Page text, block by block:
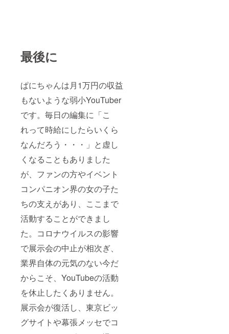
最後に
ぱにちゃんは月1万円の収益
もないような弱小YouTuber
です。毎日の編集に「こ
れって時給にしたらいくら
なんだろう・・・」と虚し
くなることもありました
が、ファンの方やイベント
コンパニオン界の女の子た
ちの支えがあり、ここまで
活動することができまし
た。コロナウイルスの影響
で展示会の中止が相次ぎ、
業界自体の元気のない今だ
からこそ、YouTubeの活動
を休止したくありません。
展示会が復活し、東京ビッ
グサイトや幕張メッセでコ